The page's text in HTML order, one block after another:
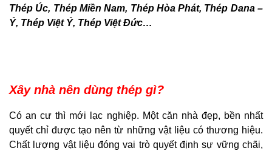
Thép Úc, Thép Miền Nam, Thép Hòa Phát, Thép Dana –
Ý, Thép Việt Ý, Thép Việt Đức…
Xây nhà nên dùng thép gì?
Có an cư thì mới lạc nghiệp. Một căn nhà đẹp, bền nhất
quyết chỉ được tạo nên từ những vật liệu có thương hiệu.
Chất lượng vật liệu đóng vai trò quyết định sự vững chãi,